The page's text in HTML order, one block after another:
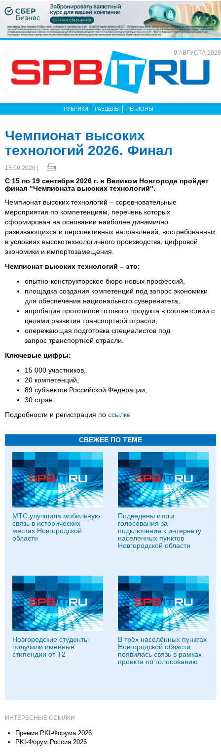
9 АВГУСТА 2026
РУБРИКИ РАЗДЕЛЫ РЕГИОНЫ
Чемпионат высоких
технологий 2026. Финал
15.09.2026 |
С 15 по 19 сентября 2026 г. в Великом Новгороде пройдет
финал "Чемпионата высоких технологий".
Чемпионат высоких технологий ‒ соревновательные
мероприятия по компетенциям, перечень которых
сформирован на основании наиболее динамично
развивающихся и перспективных направлений, востребованных
в условиях высокотехнологичного производства, цифровой
экономики и импортозамещения.
Чемпионат высоких технологий – это:
опытно-конструкторское бюро новых профессий,
площадка создания компетенций под запрос экономики
для обеспечения национального суверенитета,
апробация прототипов готового продукта в соответствии с
целями развития транспортной отрасли,
опережающая подготовка специалистов под
запрос транспортной отрасли.
Ключевые цифры:
15 000 участников,
20 компетенций,
89 субъектов Российской Федерации,
30 стран.
Подробности и регистрация по ссылке
СВЕЖЕЕ ПО ТЕМЕ
МТС улучшила мобильную
связь в исторических
местах Новгородской
области
Подведены итоги
голосования за
подключение к интернету
населенных пунктов
Новгородской области
Новгородские студенты
получили именные
стипендии от Т2
В трёх населённых пунктах
Новгородской области
появилась связь в рамках
проекта по голосованию
ИНТЕРЕСНЫЕ ССЫЛКИ
Премия PKI-Форума 2026
PKI-Форум Россия 2026